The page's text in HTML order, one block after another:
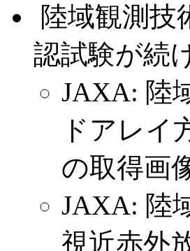
陸域観測技
認試験が続
JAXA: 陸
ドアレイ
の取得画
JAXA: 陸
視近赤外